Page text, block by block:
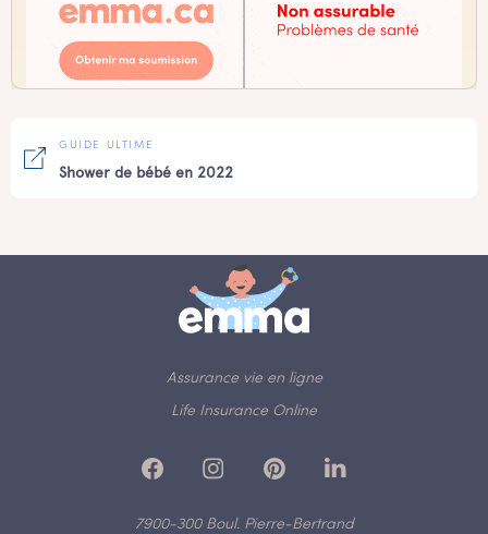
GUIDE ULTIME
Shower de bébé en 2022
Assurance vie en ligne
Life Insurance Online
7900-300 Boul. Pierre-Bertrand